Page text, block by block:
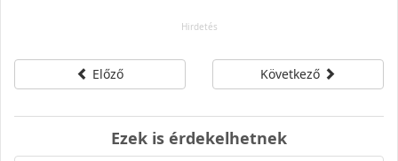
Előző Következő
Ezek is érdekelhetnek